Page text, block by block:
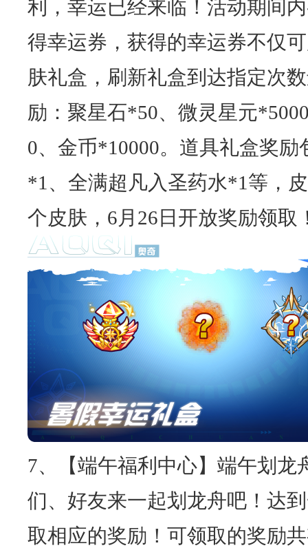
利，幸运已经来临！活动期间
得幸运券，获得的幸运券不仅
肤礼盒，刷新礼盒到达指定次
励：聚星石*50、微灵星元
0、金币*10000。道具礼盒奖励
*1、全满超凡入圣药水*1等，
个皮肤，6月26日开放奖励领取
7、【端午福利中心】端午划
们、好友来一起划龙舟吧！达
取相应的奖励！可领取的奖励